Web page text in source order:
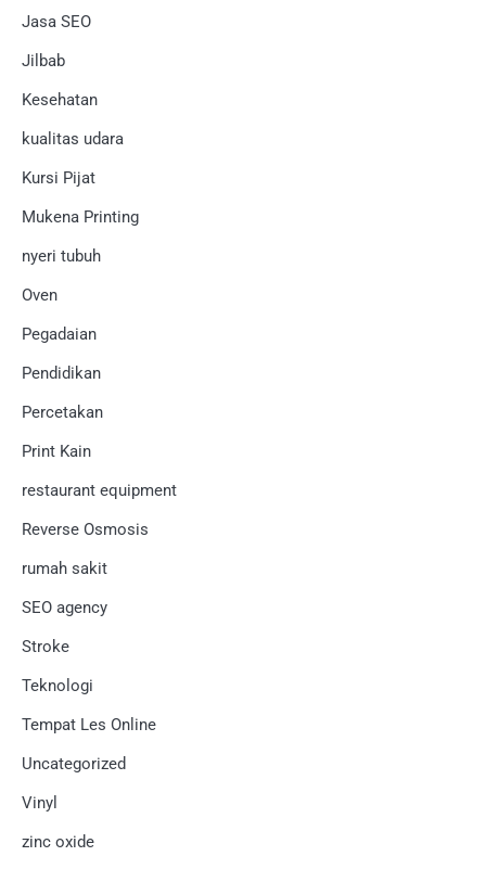
Jasa SEO
Jilbab
Kesehatan
kualitas udara
Kursi Pijat
Mukena Printing
nyeri tubuh
Oven
Pegadaian
Pendidikan
Percetakan
Print Kain
restaurant equipment
Reverse Osmosis
rumah sakit
SEO agency
Stroke
Teknologi
Tempat Les Online
Uncategorized
Vinyl
zinc oxide